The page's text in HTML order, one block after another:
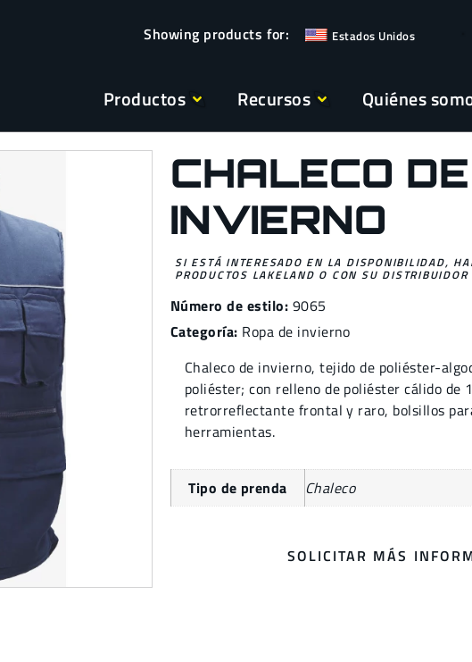
Estados Unidos
Productos Recursos Quiénes
CHALECO DE
INVIERNO
SI ESTÁ INTERESADO EN LA DISPONIBILIDAD,
PRODUCTOS LAKELAND O CON SU DISTRIBUIDOR
Número de estilo: 9065
Categoría: Ropa de invierno
Chaleco de invierno, tejido de poliéster-
poliéster; con relleno de poliéster cálido de
retrorreflectante frontal y raro, bolsillos
herramientas.
Tipo de prenda Chaleco
SOLICITAR MÁS